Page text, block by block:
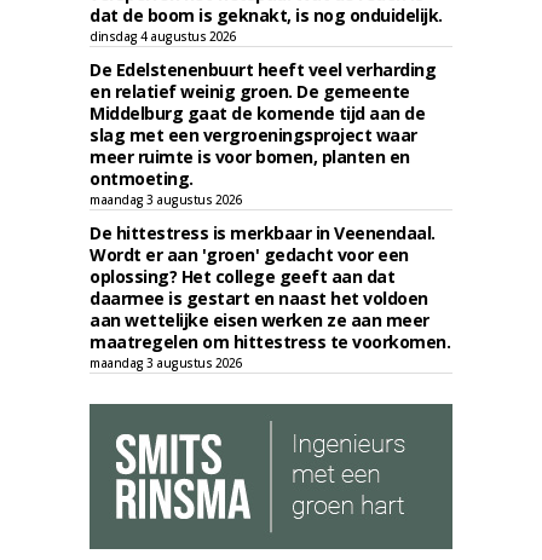
dat de boom is geknakt, is nog onduidelijk.
dinsdag 4 augustus 2026
De Edelstenenbuurt heeft veel verharding
en relatief weinig groen. De gemeente
Middelburg gaat de komende tijd aan de
slag met een vergroeningsproject waar
meer ruimte is voor bomen, planten en
ontmoeting.
maandag 3 augustus 2026
De hittestress is merkbaar in Veenendaal.
Wordt er aan 'groen' gedacht voor een
oplossing? Het college geeft aan dat
daarmee is gestart en naast het voldoen
aan wettelijke eisen werken ze aan meer
maatregelen om hittestress te voorkomen.
maandag 3 augustus 2026